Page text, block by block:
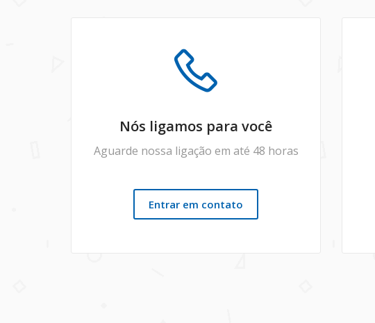
Nós ligamos para você
Aguarde nossa ligação em até 48 horas
Entrar em contato